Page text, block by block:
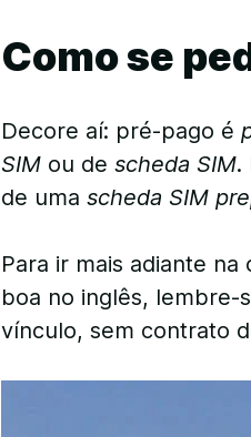
Como se
Decore aí: pré-pago é
SIM ou descheda SIM.
de umascheda SIM
Para ir mais adiante
boa no inglês, lembre-
vínculo, sem contrato